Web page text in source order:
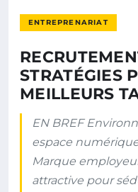
ENTREPRENARIAT
STRATÉGIES
MEILLEURS
EN BREF
espace
Marque
attractive pour